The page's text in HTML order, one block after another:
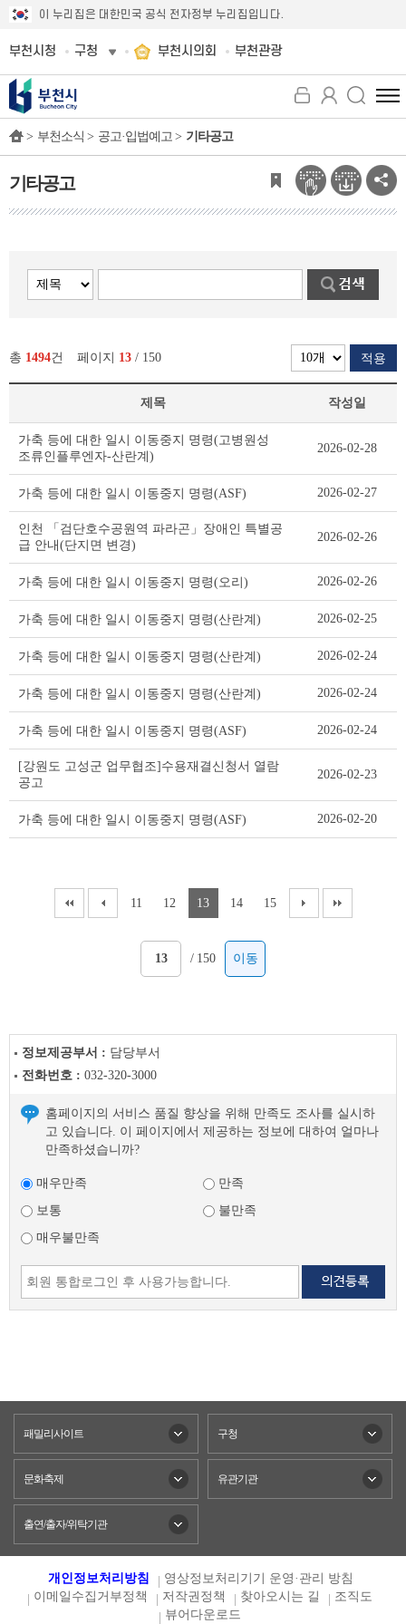
이 누리집은 대한민국 공식 전자정부 누리집입니다.
부천시청 구청 부천시의회 부천관광
전
체
뉴
보
기
> 부천소식 > 공고·입법예고 > 기타공고
기타공고
총 1494건 페이지 13 / 150 적용
기
타
고
스
트
테
이
제목 작성일
가축 등에 대한 일시 이동중지 명령(고병원성
조류인플루엔자-산란계)
2026-02-28
가축 등에 대한 일시 이동중지 명령(ASF) 2026-02-27
인천 「검단호수공원역 파라곤」장애인 특별공
급 안내(단지면 변경)
2026-02-26
가축 등에 대한 일시 이동중지 명령(오리) 2026-02-26
가축 등에 대한 일시 이동중지 명령(산란계) 2026-02-25
가축 등에 대한 일시 이동중지 명령(산란계) 2026-02-24
가축 등에 대한 일시 이동중지 명령(산란계) 2026-02-24
가축 등에 대한 일시 이동중지 명령(ASF) 2026-02-24
[강원도 고성군 업무협조]수용재결신청서 열람
공고
2026-02-23
가축 등에 대한 일시 이동중지 명령(ASF) 2026-02-20
11 12 13 14 15
/ 150 이동
정보제공부서 : 담당부서
전화번호 : 032-320-3000
홈페이지의 서비스 품질 향상을 위해 만족도 조사를 실시하
고 있습니다. 이 페이지에서 제공하는 정보에 대하여 얼마나
만족하셨습니까?
매우만족
만족
보통
불만족
매우불만족
패밀리사이트 구청
문화축제 유관기관
출연/출자/위탁기관
개인정보처리방침
영상정보처리기기 운영·관리 방침
이메일수집거부정책
저작권정책 찾아오시는 길
조직도
뷰어다운로드